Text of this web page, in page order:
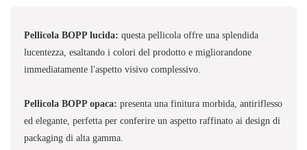
Pellicola BOPP lucida: questa pellicola offre una splendida
lucentezza, esaltando i colori del prodotto e migliorandone
immediatamente l'aspetto visivo complessivo.
Pellicola BOPP opaca: presenta una finitura morbida, antiriflesso
ed elegante, perfetta per conferire un aspetto raffinato ai design di
packaging di alta gamma.